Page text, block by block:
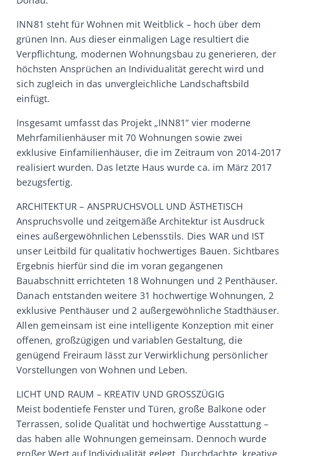
INN81 steht für Wohnen mit Weitblick – hoch über dem
grünen Inn. Aus dieser einmaligen Lage resultiert die
Verpflichtung, modernen Wohnungsbau zu generieren, der
höchsten Ansprüchen an Individualität gerecht wird und
sich zugleich in das unvergleichliche Landschaftsbild
einfügt.
Insgesamt umfasst das Projekt „INN81“ vier moderne
Mehrfamilienhäuser mit 70 Wohnungen sowie zwei
exklusive Einfamilienhäuser, die im Zeitraum von 2014-2017
realisiert wurden. Das letzte Haus wurde ca. im März 2017
bezugsfertig.
ARCHITEKTUR – ANSPRUCHSVOLL UND ÄSTHETISCH
Anspruchsvolle und zeitgemäße Architektur ist Ausdruck
eines außergewöhnlichen Lebensstils. Dies WAR und IST
unser Leitbild für qualitativ hochwertiges Bauen. Sichtbares
Ergebnis hierfür sind die im voran gegangenen
Bauabschnitt errichteten 18 Wohnungen und 2 Penthäuser.
Danach entstanden weitere 31 hochwertige Wohnungen, 2
exklusive Penthäuser und 2 außergewöhnliche Stadthäuser.
Allen gemeinsam ist eine intelligente Konzeption mit einer
offenen, großzügigen und variablen Gestaltung, die
genügend Freiraum lässt zur Verwirklichung persönlicher
Vorstellungen von Wohnen und Leben.
LICHT UND RAUM – KREATIV UND GROSSZÜGIG
Meist bodentiefe Fenster und Türen, große Balkone oder
Terrassen, solide Qualität und hochwertige Ausstattung –
das haben alle Wohnungen gemeinsam. Dennoch wurde
großer Wert auf Individualität gelegt. Durchdachte, kreative